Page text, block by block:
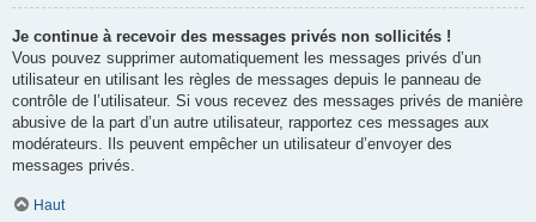
Je continue à recevoir des messages privés non sollicités !
Vous pouvez supprimer automatiquement les messages privés d’un
utilisateur en utilisant les règles de messages depuis le panneau de
contrôle de l’utilisateur. Si vous recevez des messages privés de manière
abusive de la part d’un autre utilisateur, rapportez ces messages aux
modérateurs. Ils peuvent empêcher un utilisateur d’envoyer des
messages privés.
Haut